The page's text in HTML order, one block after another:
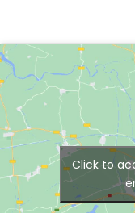
Click to